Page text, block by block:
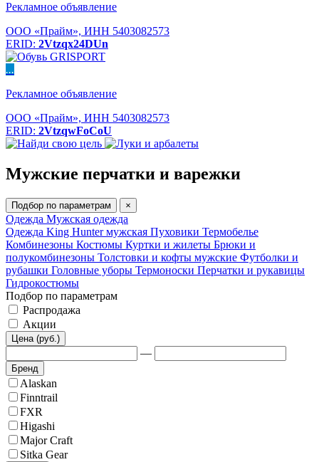
Рекламное объявление
ООО «Прайм», ИНН 5403082573
ERID: 2Vtzqx24DUn
...
Рекламное объявление
ООО «Прайм», ИНН 5403082573
ERID: 2VtzqwFoCoU
Мужские перчатки и варежки
Подбор по параметрам ×
Одежда Мужская одежда
Одежда King Hunter мужская Пуховики Термобелье
Комбинезоны Костюмы Куртки и жилеты Брюки и
полукомбинезоны Толстовки и кофты мужские Футболки и
рубашки Головные уборы Термоноски Перчатки и рукавицы
Гидрокостюмы
Подбор по параметрам
Распродажа
Акции
Цена (руб.)
—
Бренд
Alaskan
Finntrail
FXR
Higashi
Major Craft
Sitka Gear